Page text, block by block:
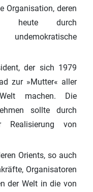
Organisation, deren
heute durch
der sich 1979
zur »Mutter« aller
machen. Die
sollte durch
von
Orients, so auch
Organisatoren
der Welt in die von